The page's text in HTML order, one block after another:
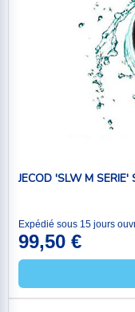
JECOD 'SLW M SERIE'
Expédié sous 15 jours
99,50 €